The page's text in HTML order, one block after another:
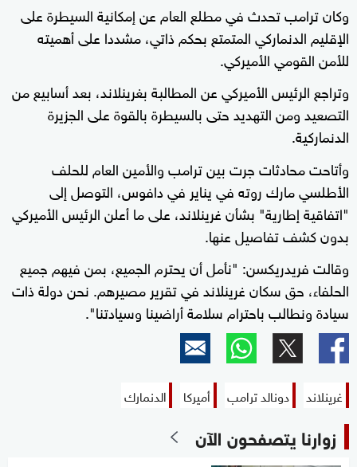
وكان ترامب تحدث في مطلع العام عن إمكانية السيطرة على
الإقليم الدنماركي المتمتع بحكم ذاتي، مشددا على أهميته
للأمن القومي الأميركي.
وتراجع الرئيس الأميركي عن المطالبة بغرينلاند، بعد أسابيع من
التصعيد ومن التهديد حتى بالسيطرة بالقوة على الجزيرة
الدنماركية.
وأتاحت محادثات جرت بين ترامب والأمين العام للحلف
الأطلسي مارك روته في يناير في دافوس، التوصل إلى
"اتفاقية إطارية" بشأن غرينلاند، على ما أعلن الرئيس الأميركي
بدون كشف تفاصيل عنها.
وقالت فريدريكسن: "نأمل أن يحترم الجميع، بمن فيهم جميع
الحلفاء، حق سكان غرينلاند في تقرير مصيرهم. نحن دولة ذات
سيادة ونطالب باحترام سلامة أراضينا وسيادتنا".
غرينلاند دونالد ترامب أميركا الدنمارك
زوارنا يتصفحون الآن